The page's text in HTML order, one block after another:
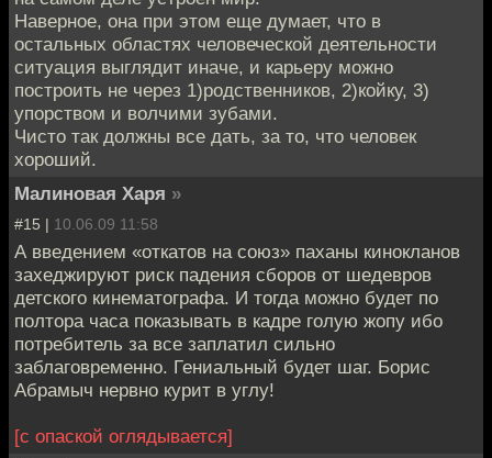
Наверное, она при этом еще думает, что в
остальных областях человеческой деятельности
ситуация выглядит иначе, и карьеру можно
построить не через 1)родственников, 2)койку, 3)
упорством и волчими зубами.
Чисто так должны все дать, за то, что человек
хороший.
Малиновая Харя »
#15 | 10.06.09 11:58
А введением «откатов на союз» паханы кинокланов
захеджируют риск падения сборов от шедевров
детского кинематографа. И тогда можно будет по
полтора часа показывать в кадре голую жопу ибо
потребитель за все заплатил сильно
заблаговременно. Гениальный будет шаг. Борис
Абрамыч нервно курит в углу!
[с опаской оглядывается]